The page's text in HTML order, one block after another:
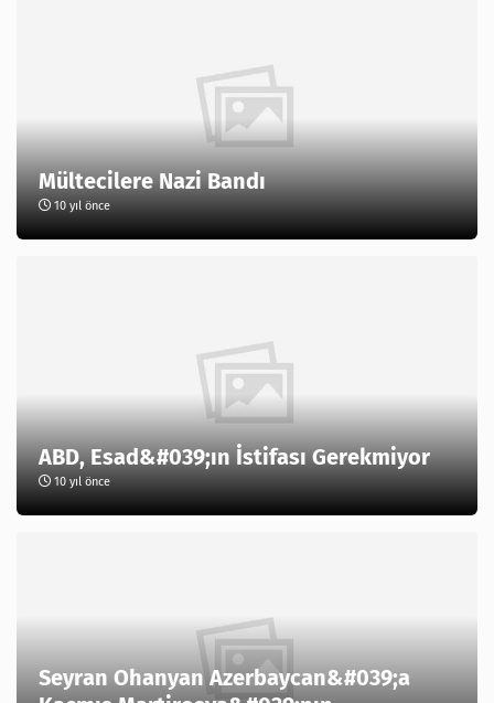
Mültecilere Nazi Bandı
10 yıl önce
ABD, Esad&#039;ın İstifası Gerekmiyor
10 yıl önce
Seyran Ohanyan Azerbaycan&#039;a